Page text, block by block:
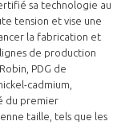
sa technologie au
tension et vise une
la fabrication et
de production
PDG de
cadmium,
du premier
taille, tels que les